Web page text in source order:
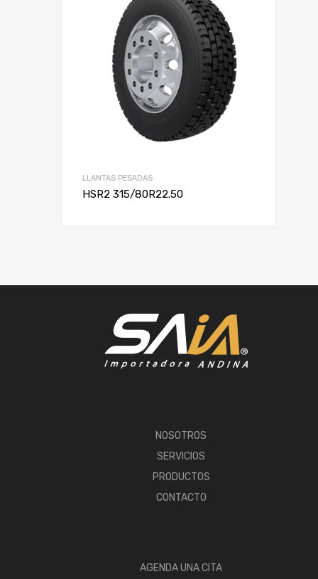
LLANTAS PESADAS
HSR2 315/80R22.50
NOSOTROS
SERVICIOS
PRODUCTOS
CONTACTO
AGENDA UNA CITA